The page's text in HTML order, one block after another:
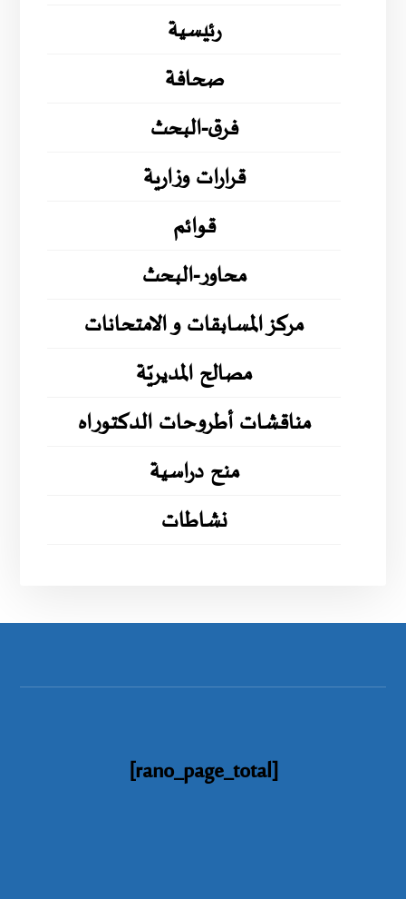
رئيسية
صحافة
فرق-البحث
قرارات وزارية
قوائم
محاور-البحث
مركز المسابقات و الامتحانات
مصالح المديريّة
مناقشات أطروحات الدكتوراه
منح دراسية
نشاطات
[rano_page_total]